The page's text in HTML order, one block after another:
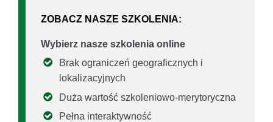
ZOBACZ NASZE SZKOLENIA:
Wybierz nasze szkolenia online
Brak ograniczeń geograficznych i
lokalizacyjnych
Duża wartość szkoleniowo-merytoryczna
Pełna interaktywność